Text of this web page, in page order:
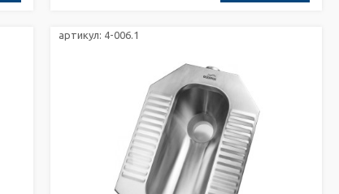
артикул: 4-006.1